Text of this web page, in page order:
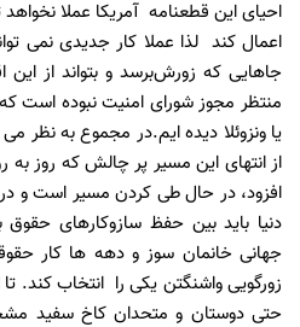
احیای این قطعنامه آمریکا عملا
اعمال کند لذا عملا کار جدیدی نمی
جاهایی که زورش‌برسد و بتواند از این
منتظر مجوز شورای امنیت نبوده است
یا ونزوئلا دیده ایم.در مجموع به نظر
از انتهای این مسیر پر چالش که روز به
افزود، در حال طی کردن مسیر است و
دنیا باید بین حفظ سازوکارهای
جهانی خانمان سوز و دهه ها کار
زورگویی واشنگتن یکی را انتخاب کند.
حتی دوستان و متحدان کاخ سفید